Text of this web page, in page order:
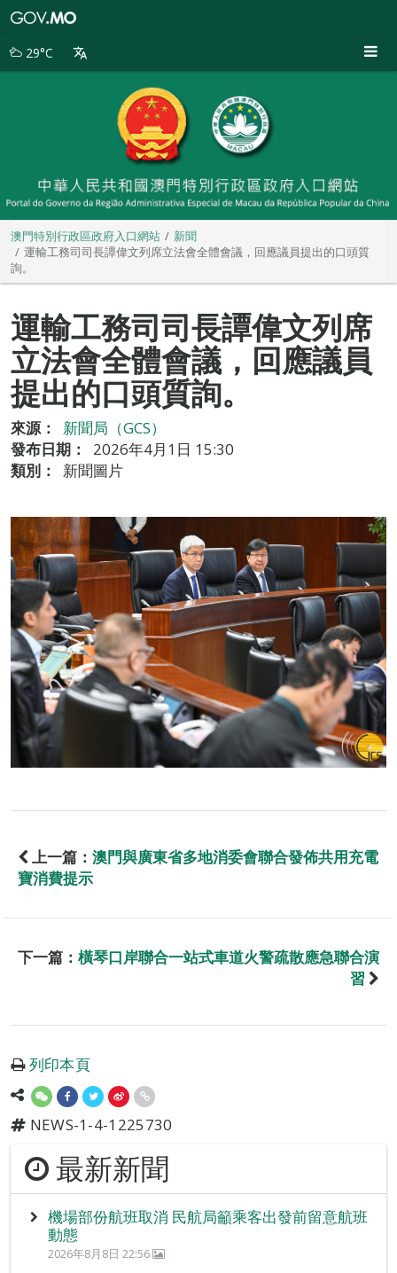
別
29°C
澳門特別行政區政府入口網站
新聞
運輸工務司司長譚偉文列席立法會全體會議，回應議員提出的口頭質
詢。
運輸工務司司長譚偉文列席
立法會全體會議，回應議員
提出的口頭質詢。
來源：
新聞局（GCS）
發布日期：
2026年4月1日 15:30
類別：
新聞圖片
上一篇： 澳門與廣東省多地消委會聯合發佈共用充電
寶消費提示
下一篇： 橫琴口岸聯合一站式車道火警疏散應急聯合演
習
列印本頁
NEWS-1-4-1225730
最新新聞
機場部份航班取消 民航局籲乘客出發前留意航班
動態
2026年8月8日 22:56